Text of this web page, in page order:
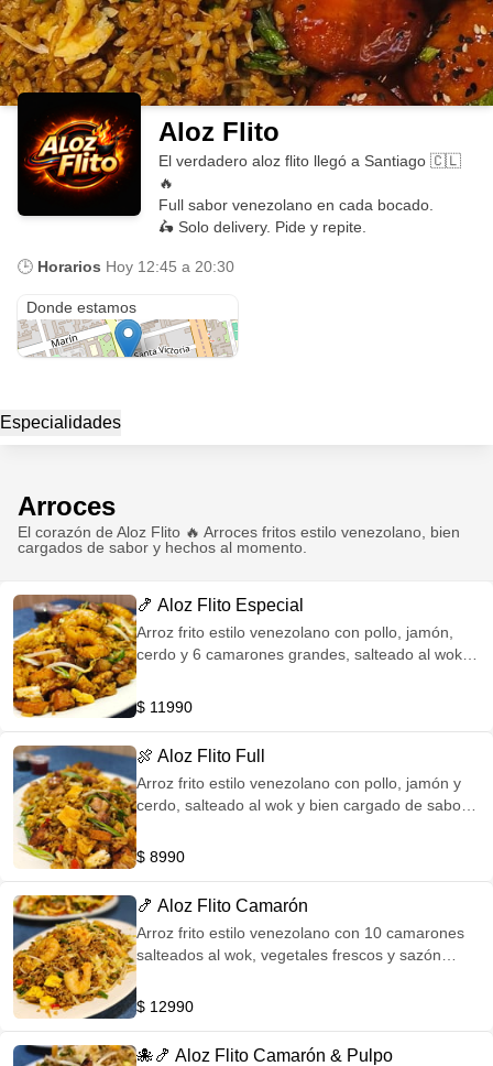
Aloz Flito
El verdadero aloz flito llegó a Santiago 🇨🇱
🔥
Full sabor venezolano en cada bocado.
🛵 Solo delivery. Pide y repite.
🕒 Horarios Hoy 12:45 a 20:30
Donde estamos
Especialidades
Arroces
El corazón de Aloz Flito 🔥 Arroces fritos estilo venezolano, bien
cargados de sabor y hechos al momento.
🍤 Aloz Flito Especial
Arroz frito estilo venezolano con pollo, jamón,
cerdo y 6 camarones grandes, salteado al wok y
menú.
$ 11990
🍖 Aloz Flito Full
Arroz frito estilo venezolano con pollo, jamón y
cerdo, salteado al wok y bien cargado de sabor.
$ 8990
🍤 Aloz Flito Camarón
Arroz frito estilo venezolano con 10 camarones
salteados al wok, vegetales frescos y sazón
$ 12990
🐙🍤 Aloz Flito Camarón & Pulpo